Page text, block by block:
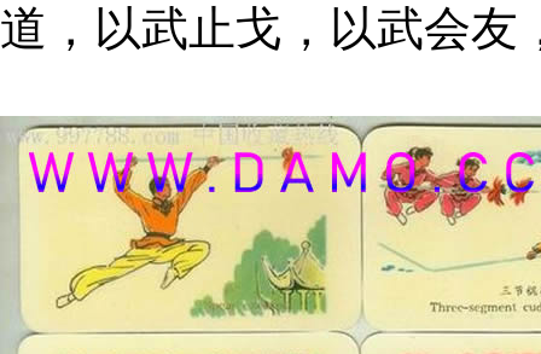
道，以武止戈，以武会友